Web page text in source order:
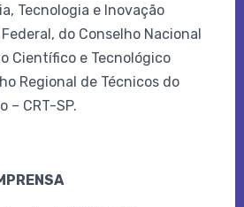
Tecnologia e Inovação
do Conselho Nacional
Científico e Tecnológico
Regional de Técnicos do
– CRT-SP.